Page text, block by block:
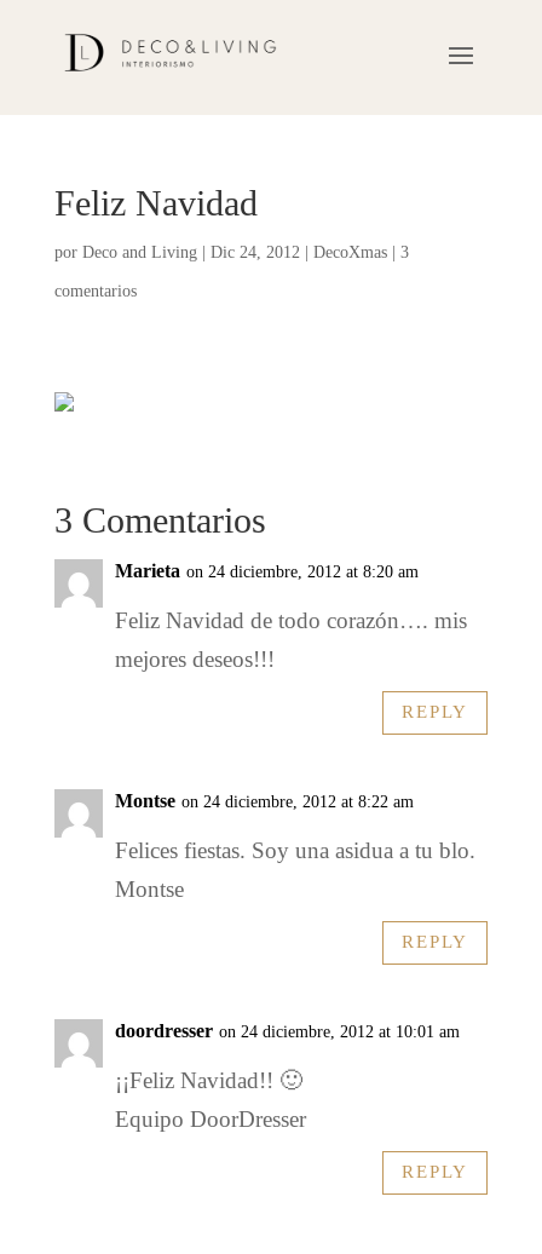
Feliz Navidad
por Deco and Living| Dic 24, 2012 | DecoXmas| 3
comentarios
3 Comentarios
Marieta on 24 diciembre, 2012 at 8:20 am
Feliz Navidad de todo corazón…. mis
mejores deseos!!!
REPLY
Montse on 24 diciembre, 2012 at 8:22 am
Felices fiestas. Soy una asidua a tu blo.
Montse
REPLY
doordresser on 24 diciembre, 2012 at 10:01 am
¡¡Feliz Navidad!! 🙂
Equipo DoorDresser
REPLY